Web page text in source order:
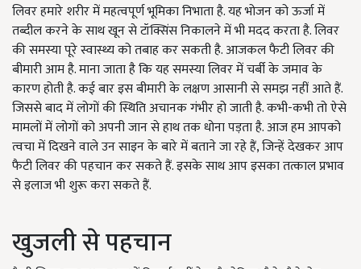
लिवर हमारे शरीर में महत्वपूर्ण भूमिका निभाता है. यह भोजन को ऊर्जा में
तब्दील करने के साथ खून से टॉक्सिंस निकालने में भी मदद करता है. लिवर
की समस्या पूरे स्वास्थ्य को तबाह कर सकती है. आजकल फैटी लिवर की
बीमारी आम है. माना जाता है कि यह समस्या लिवर में चर्बी के जमाव के
कारण होती है. कई बार इस बीमारी के लक्षण आसानी से समझ नहीं आते हैं.
जिससे बाद में लोगों की स्थिति अचानक गंभीर हो जाती है. कभी-कभी तो ऐसे
मामलों में लोगों को अपनी जान से हाथ तक धोना पड़ता है. आज हम आपको
त्वचा में दिखने वाले उन साइन के बारे में बताने जा रहे हैं, जिन्हें देखकर आप
फैटी लिवर की पहचान कर सकते हैं. इसके साथ आप इसका तत्काल प्रभाव
से इलाज भी शुरू करा सकते हैं.
खुजली से पहचान